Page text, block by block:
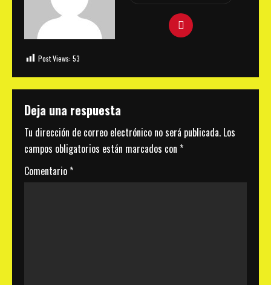
Post Views: 53
Deja una respuesta
Tu dirección de correo electrónico no será publicada. Los
campos obligatorios están marcados con *
Comentario*